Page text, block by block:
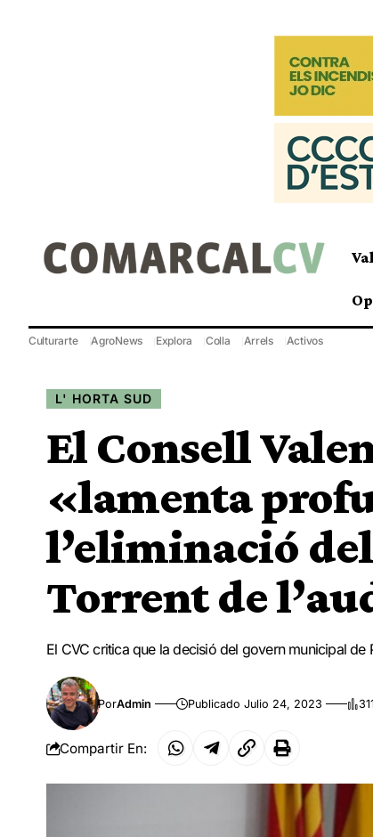
Culturarte AgroNews Explora Colla Arrels Activos
L' HORTA SUD
El Consell
«lamenta
l’eliminació
Torrent de
El CVC critica que la decisió del govern municipal
PorAdmin Publicado Julio 24, 2023
Compartir En: